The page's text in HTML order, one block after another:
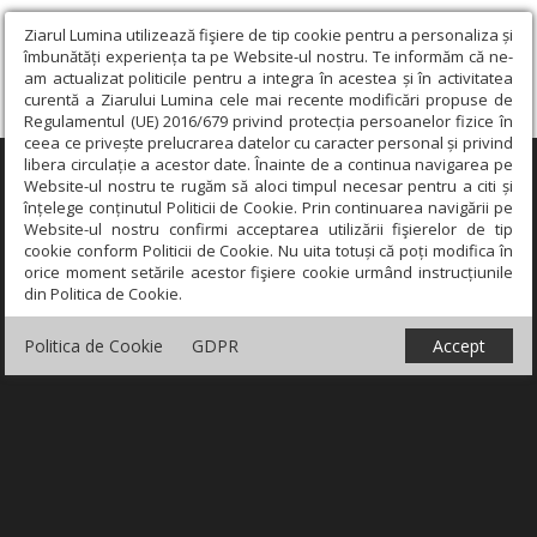
Ziarul Lumina utilizează fişiere de tip cookie pentru a personaliza și
îmbunătăți experiența ta pe Website-ul nostru. Te informăm că ne-
am actualizat politicile pentru a integra în acestea și în activitatea
curentă a Ziarului Lumina cele mai recente modificări propuse de
Regulamentul (UE) 2016/679 privind protecția persoanelor fizice în
ceea ce privește prelucrarea datelor cu caracter personal și privind
libera circulație a acestor date. Înainte de a continua navigarea pe
Website-ul nostru te rugăm să aloci timpul necesar pentru a citi și
înțelege conținutul Politicii de Cookie. Prin continuarea navigării pe
Website-ul nostru confirmi acceptarea utilizării fişierelor de tip
cookie conform Politicii de Cookie. Nu uita totuși că poți modifica în
orice moment setările acestor fişiere cookie urmând instrucțiunile
din Politica de Cookie.
Politica de Cookie GDPR Accept
×